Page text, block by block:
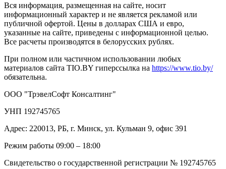
Вся информация, размещенная на сайте, носит
информационный характер и не является рекламой или
публичной офертой. Цены в долларах США и евро,
указанные на сайте, приведены с информационной целью.
Все расчеты производятся в белорусских рублях.
При полном или частичном использовании любых
материалов сайта TIO.BY гиперссылка на https://www.tio.by/
обязательна.
ООО "ТрэвелСофт Консалтинг"
УНП 192745765
Адрес: 220013, РБ, г. Минск, ул. Кульман 9, офис 391
Режим работы 09:00 – 18:00
Свидетельство о государственной регистрации № 192745765